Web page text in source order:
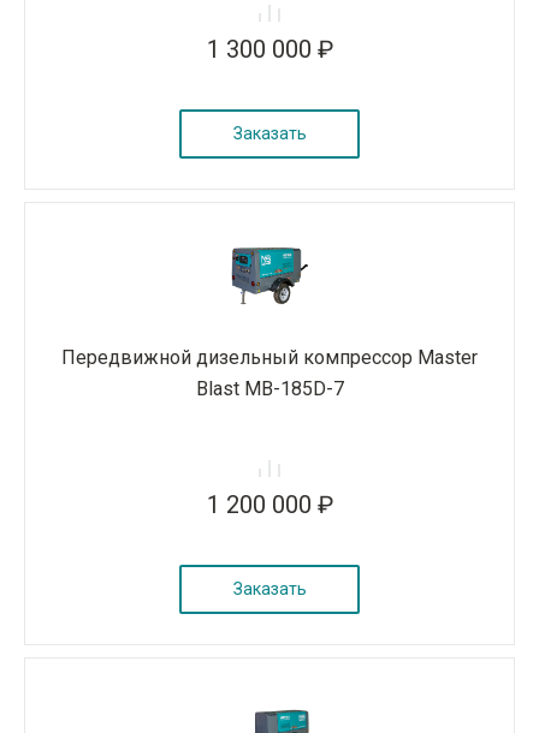
1 300 000 ₽
Заказать
Передвижной дизельный компрессор Master
Blast MB-185D-7
1 200 000 ₽
Заказать